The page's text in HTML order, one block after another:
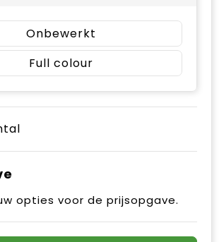
Onbewerkt
Full colour
opties voor de prijsopgave.